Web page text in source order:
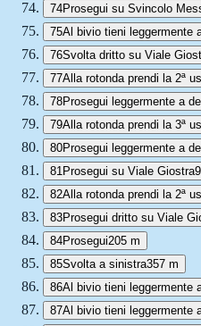
74Prosegui su Svincolo
75Al bivio tieni leggermente
76Svolta dritto su Viale
77Alla rotonda prendi la 2ª
78Prosegui leggermente a
79Alla rotonda prendi la 3ª
80Prosegui leggermente a
81 Prosegui su Viale Giostra
82Alla rotonda prendi la 2ª
83Prosegui dritto su Viale
84Prosegui205 m
85Svolta a sinistra357 m
86Al bivio tieni leggermente
87Al bivio tieni leggermente